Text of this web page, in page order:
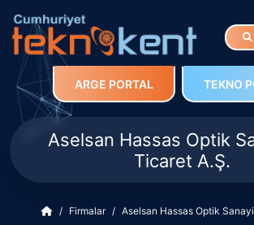
ARGE PORTAL TEKNO
Aselsan Hassas Optik
Ticaret A.Ş.
Firmalar Aselsan Hassas Optik